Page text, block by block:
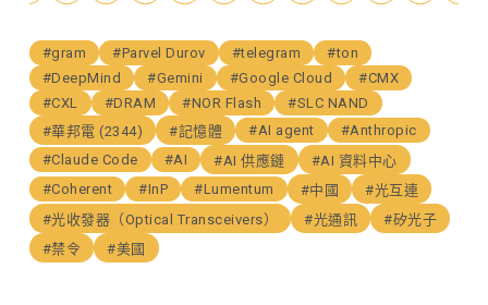
#gram #Parvel Durov #telegram
#ton
#DeepMind
#Gemini #Google Cloud
#CMX
#CXL
#DRAM #NOR Flash
#SLC NAND
#華邦電 (2344)
#記憶體 #AI agent
#Anthropic
#Claude Code
#AI #AI 供應鏈
#AI 資料中心
#Coherent
#InP #Lumentum #中國
#光互連
#光收發器（Optical Transceivers）
#光通訊
#矽光子
#禁令
#美國